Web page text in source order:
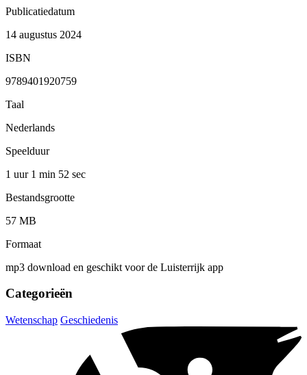
Publicatiedatum
14 augustus 2024
ISBN
9789401920759
Taal
Nederlands
Speelduur
1 uur 1 min 52 sec
Bestandsgrootte
57 MB
Formaat
mp3 download en geschikt voor de Luisterrijk app
Categorieën
Wetenschap Geschiedenis